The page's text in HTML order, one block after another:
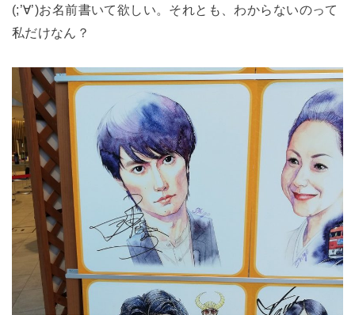
(;’∀’)お名前書いて欲しい。それとも、わからないのって
私だけなん？